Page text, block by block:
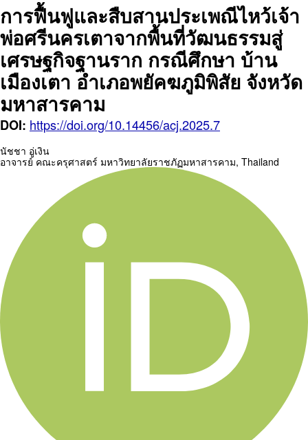
การฟื้นฟูและสืบสานประเพณีไหว้เจ้า
พ่อศรีนครเตาจากพื้นที่วัฒนธรรมสู่
เศรษฐกิจฐานราก กรณีศึกษา บ้าน
เมืองเตา อำเภอพยัคฆภูมิพิสัย จังหวัด
มหาสารคาม
DOI: https://doi.org/10.14456/acj.2025.7
นัชชา อู่เงิน
อาจารย์ คณะครุศาสตร์ มหาวิทยาลัยราชภัฏมหาสารคาม, Thailand